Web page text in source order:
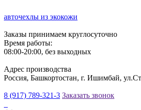
авточехлы из экокожи
Заказы принимаем круглосуточно
Время работы:
08:00-20:00, без выходных
Адрес производства
Россия, Башкортостан, г. Ишимбай,
8 (917) 789-321-3 Заказать звонок